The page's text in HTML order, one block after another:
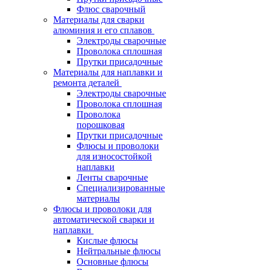
Флюс сварочный
Материалы для сварки
алюминия и его сплавов
Электроды сварочные
Проволока сплошная
Прутки присадочные
Материалы для наплавки и
ремонта деталей
Электроды сварочные
Проволока сплошная
Проволока
порошковая
Прутки присадочные
Флюсы и проволоки
для износостойкой
наплавки
Ленты сварочные
Специализированные
материалы
Флюсы и проволоки для
автоматической сварки и
наплавки
Кислые флюсы
Нейтральные флюсы
Основные флюсы